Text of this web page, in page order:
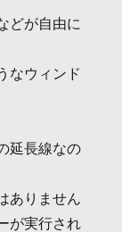
どが自由に
なウィンド
延長線なの
ありません
が実行され